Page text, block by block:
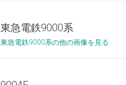
東急電鉄9000系
東急電鉄9000系の他の画像を見る